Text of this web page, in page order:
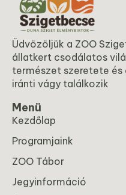
Üdvözöljük a ZOO
állatkert csodálatos
természet szeretete és
iránti vágy találkozik
Menü
Kezdőlap
Programjaink
ZOO Tábor
Jegyinformáció